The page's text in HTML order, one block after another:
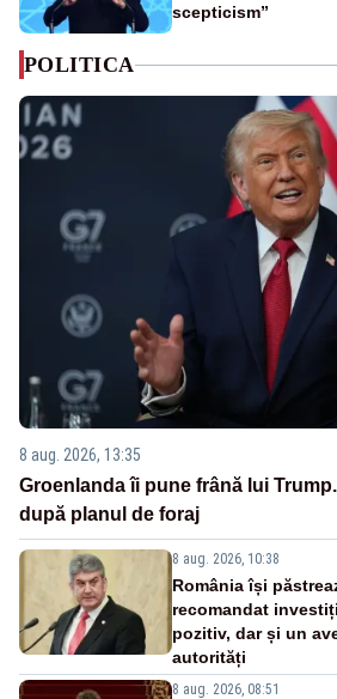
scepticism”
POLITICA
8 aug. 2026, 13:35
Groenlanda îi pune frână lui
după planul de foraj
8 aug. 2026, 10:38
România își
recomandat
pozitiv, dar și un
autorități
8 aug. 2026, 08:51